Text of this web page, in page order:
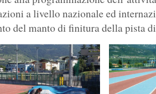
a livello nazionale ed
del manto di finitura della pista